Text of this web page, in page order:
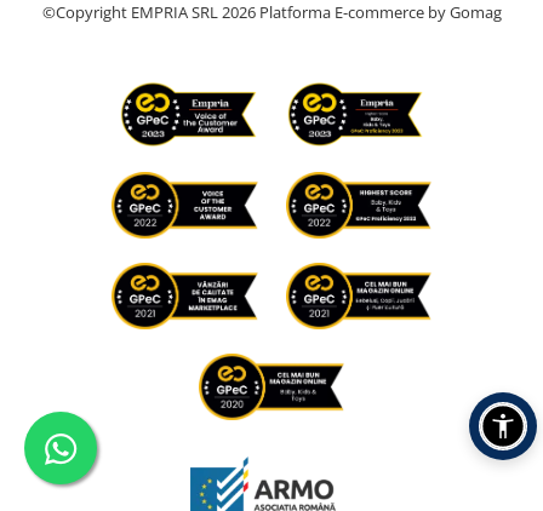
©Copyright EMPRIA SRL 2026 Platforma E-commerce by Gomag